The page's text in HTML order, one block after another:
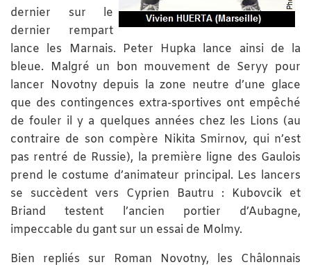
dernier sur le
dernier rempart
lance les Marnais. Peter Hupka lance ainsi de la
bleue. Malgré un bon mouvement de Seryy pour
lancer Novotny depuis la zone neutre d’une glace
que des contingences extra-sportives ont empêché
de fouler il y a quelques années chez les Lions (au
contraire de son compère Nikita Smirnov, qui n’est
pas rentré de Russie), la première ligne des Gaulois
prend le costume d’animateur principal. Les lancers
se succèdent vers Cyprien Bautru : Kubovcik et
Briand testent l’ancien portier d’Aubagne,
impeccable du gant sur un essai de Molmy.
Bien repliés sur Roman Novotny, les Châlonnais